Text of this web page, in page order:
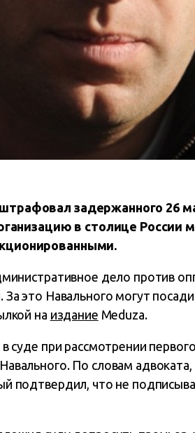
задержанного 26
в столице России
дело против
это Навального могут
на издание Meduza.
суде при рассмотрении
По словам
подтвердил, что не